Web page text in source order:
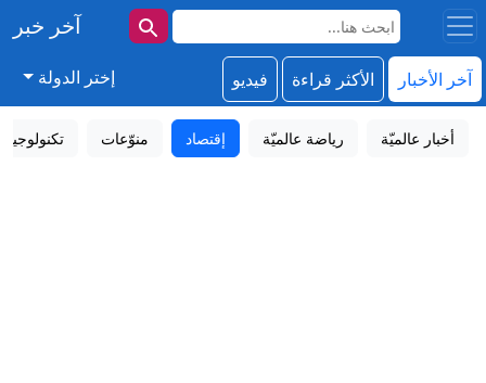
آخر خبر
آخر الأخبار الأكثر قراءة فيديو إختر الدولة
أخبار عالميّة رياضة عالميّة إقتصاد منوّعات تكنولوجيا